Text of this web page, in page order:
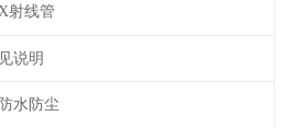
X射线管
见说明
防水防尘